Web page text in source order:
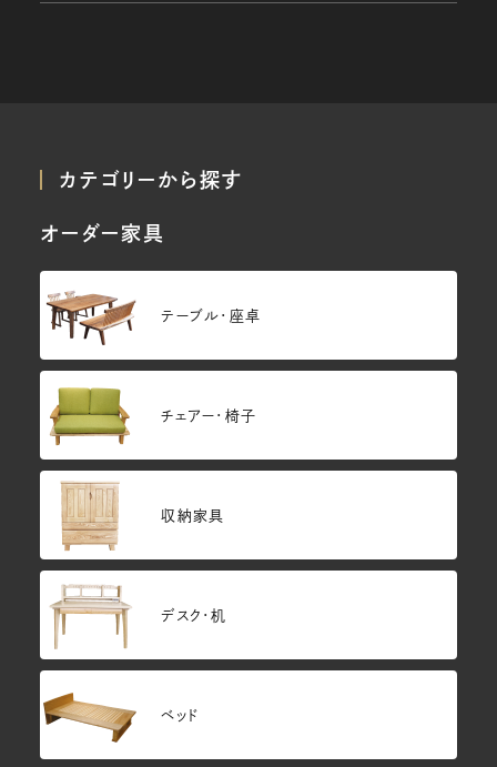
カテゴリーから探す
オーダー家具
テーブル・座卓
チェアー・椅子
収納家具
デスク・机
ベッド